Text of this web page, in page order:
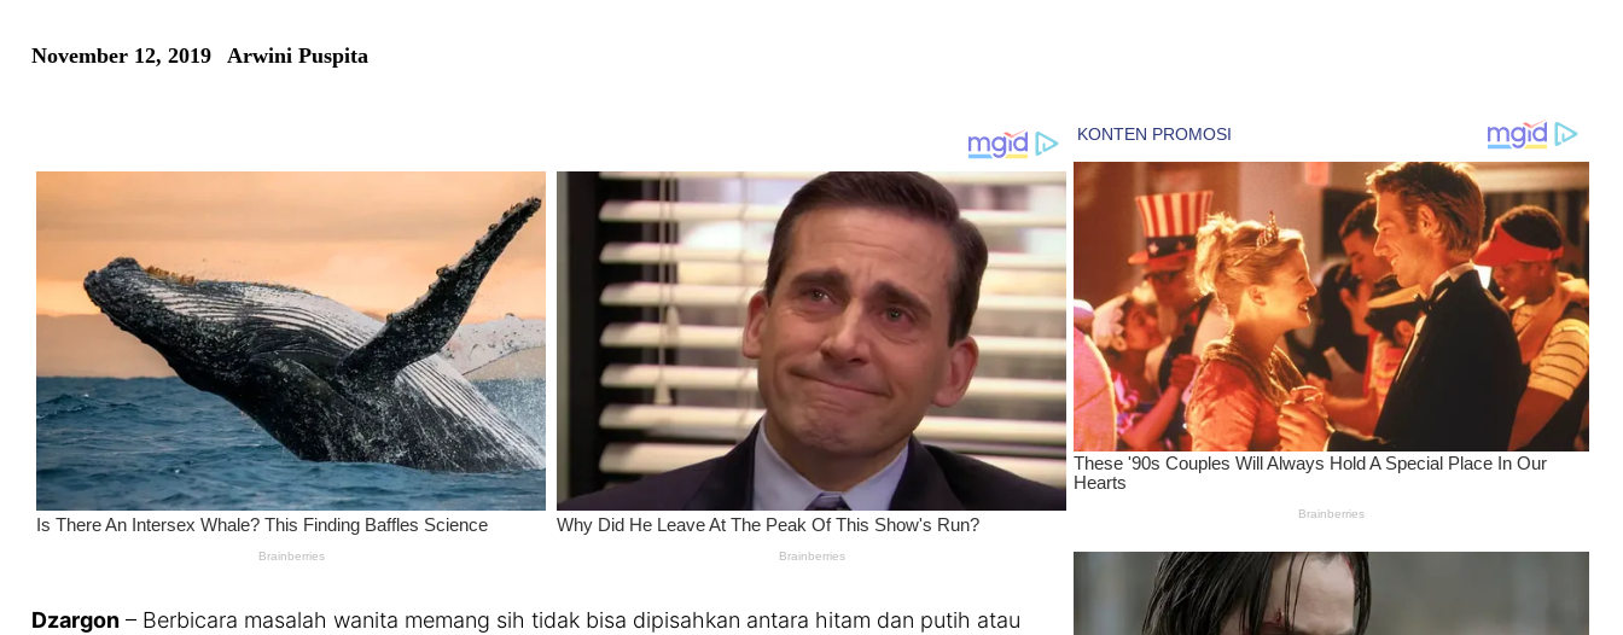
November 12, 2019 Arwini Puspita
Dzargon – Berbicara masalah wanita memang sih tidak bisa dipisahkan antara hitam dan putih atau